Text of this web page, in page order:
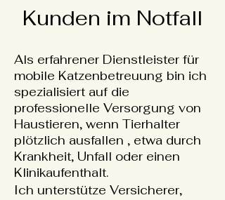
Kunden im Notfall
Als erfahrener Dienstleister für
mobile Katzenbetreuung bin ich
spezialisiert auf die
professionelle Versorgung von
Haustieren, wenn Tierhalter
plötzlich ausfallen , etwa durch
Krankheit, Unfall oder einen
Klinikaufenthalt.
Ich unterstütze Versicherer,